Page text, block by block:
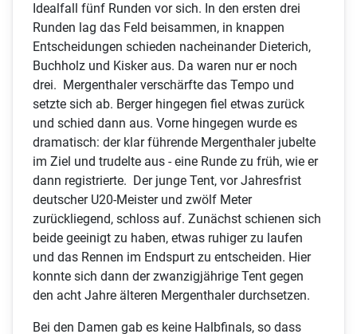
Idealfall fünf Runden vor sich. In den ersten drei
Runden lag das Feld beisammen, in knappen
Entscheidungen schieden nacheinander Dieterich,
Buchholz und Kisker aus. Da waren nur er noch
drei. Mergenthaler verschärfte das Tempo und
setzte sich ab. Berger hingegen fiel etwas zurück
und schied dann aus. Vorne hingegen wurde es
dramatisch: der klar führende Mergenthaler jubelte
im Ziel und trudelte aus - eine Runde zu früh, wie er
dann registrierte. Der junge Tent, vor Jahresfrist
deutscher U20-Meister und zwölf Meter
zurückliegend, schloss auf. Zunächst schienen sich
beide geeinigt zu haben, etwas ruhiger zu laufen
und das Rennen im Endspurt zu entscheiden. Hier
konnte sich dann der zwanzigjährige Tent gegen
den acht Jahre älteren Mergenthaler durchsetzen.
Bei den Damen gab es keine Halbfinals, so dass